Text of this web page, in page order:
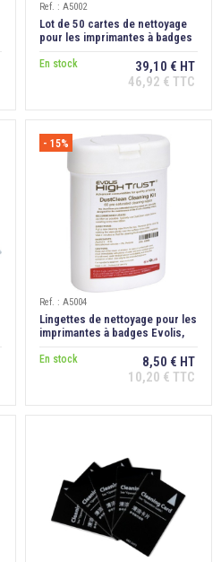
Ref. : A5002
Lot de 50 cartes de nettoyage
pour les imprimantes à badges
En stock
39,10 € HT
46,92 € TTC
- 15%
Ref. : A5004
Lingettes de nettoyage pour les
imprimantes à badges Evolis,
En stock
8,50 € HT
10,20 € TTC